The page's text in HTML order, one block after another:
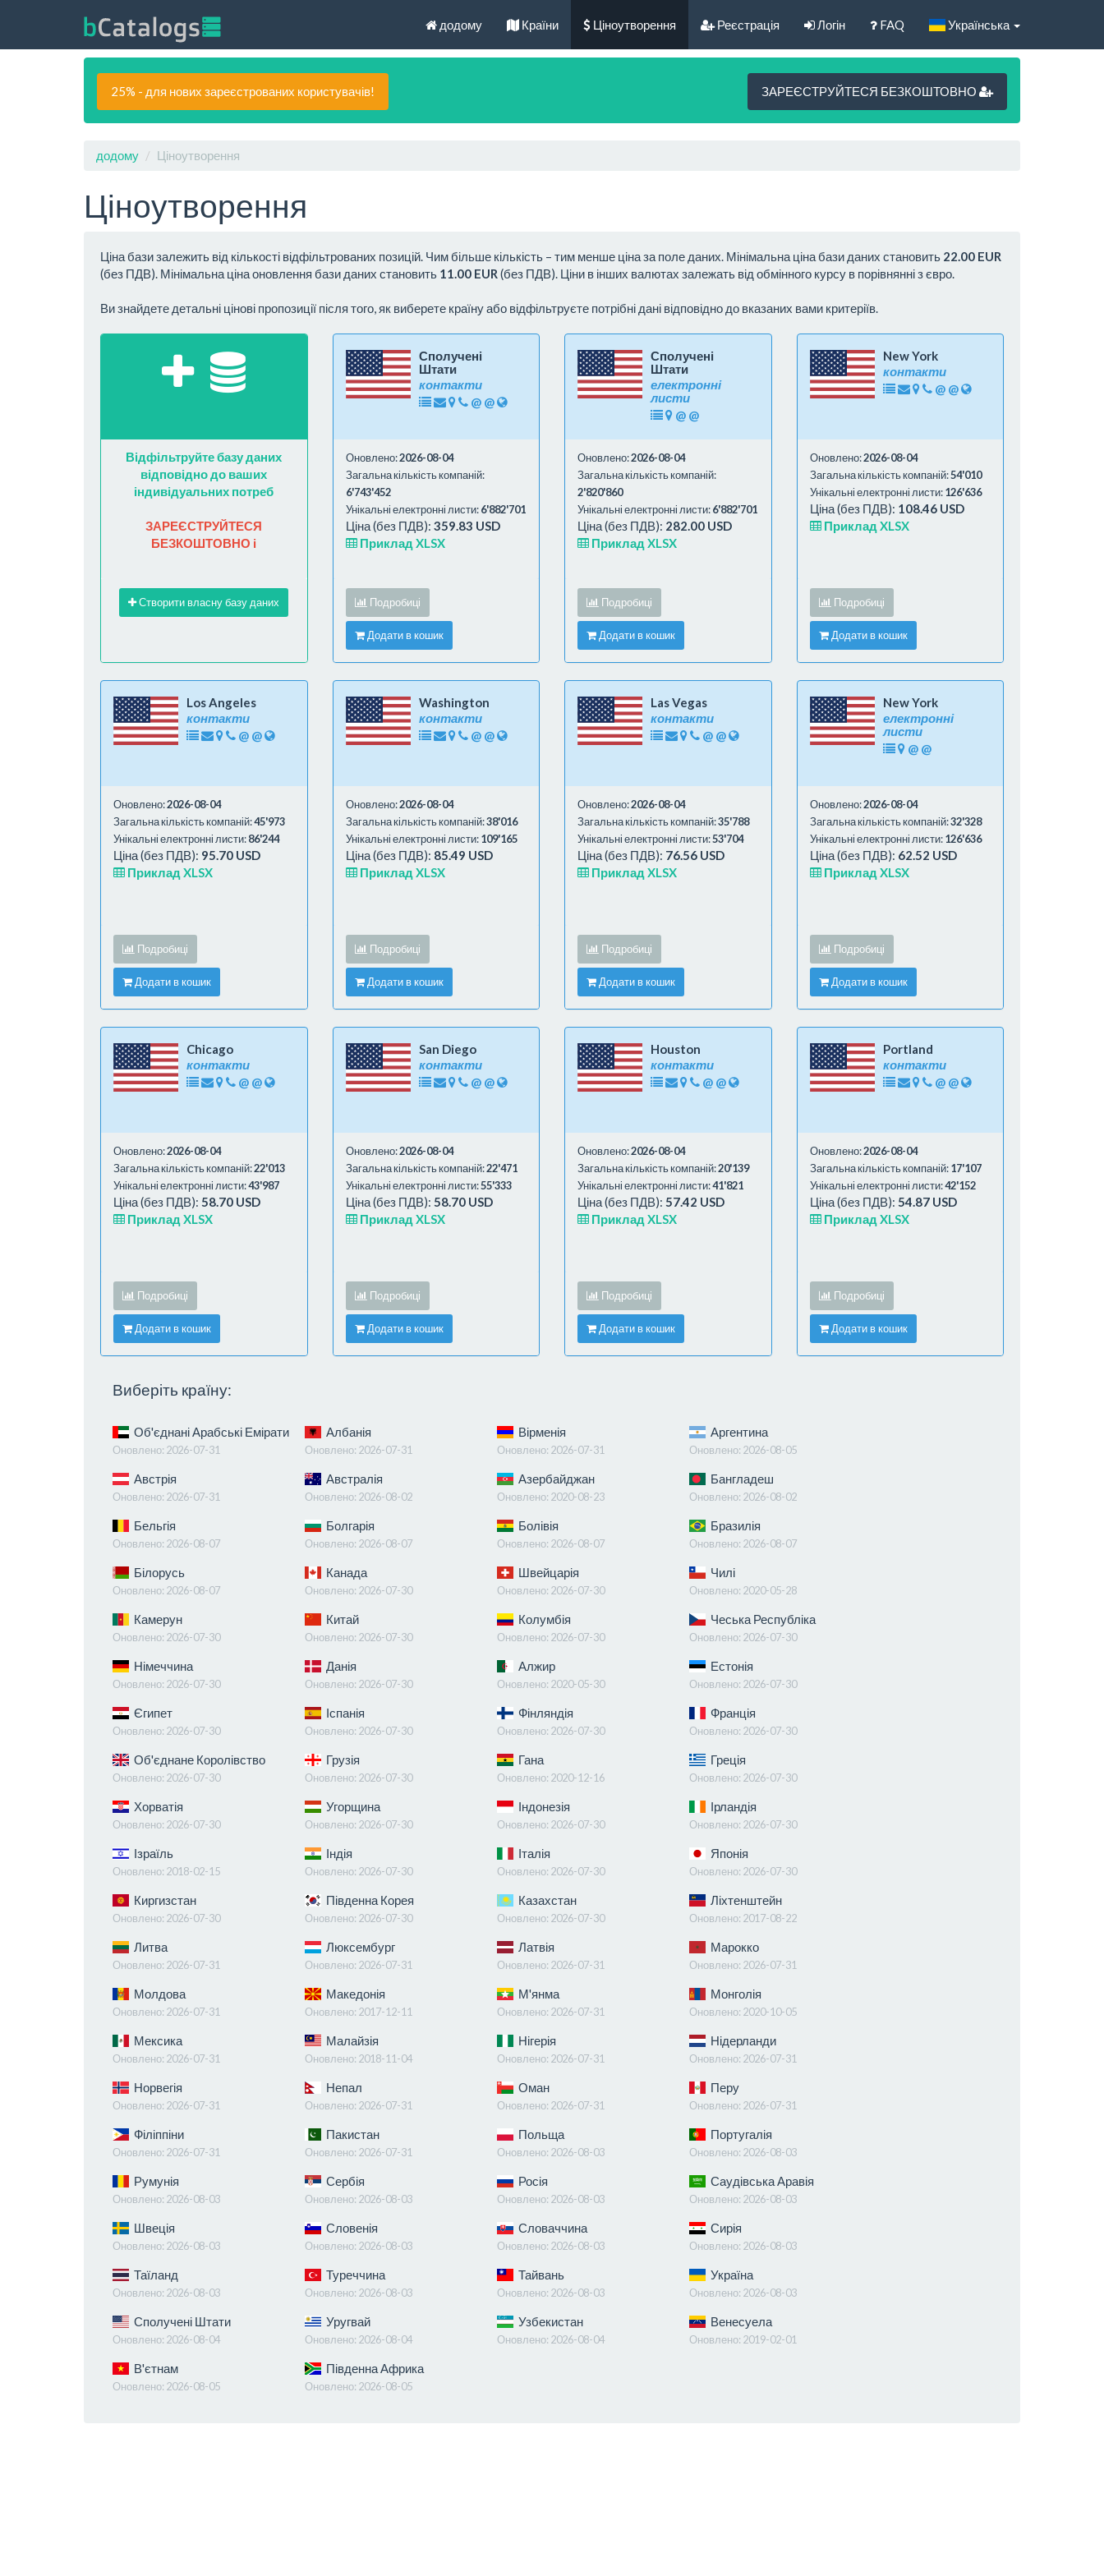
додому Країни Ціноутворення Реєстрація Логін FAQ Українська
25% - для нових зареєстрованих користувачів! ЗАРЕЄСТРУЙТЕСЯ БЕЗКОШТОВНО
додому Ціноутворення
Ціноутворення
Ціна бази залежить від кількості відфільтрованих позицій. Чим більше кількість – тим менше ціна за поле даних. Мінімальна ціна бази даних становить 22.00 EUR
(без ПДВ). Мінімальна ціна оновлення бази даних становить 11.00 EUR (без ПДВ). Ціни в інших валютах залежать від обмінного курсу в порівнянні з євро.
Ви знайдете детальні цінові пропозиції після того, як виберете країну або відфільтруєте потрібні дані відповідно до вказаних вами критеріїв.
Відфільтруйте базу даних
відповідно до ваших
індивідуальних потреб
ЗАРЕЄСТРУЙТЕСЯ
БЕЗКОШТОВНО і
Створити власну базу даних
Сполучені
Штати
контакти
@ @
Оновлено:2026-08-04
Загальна кількість компаній:
6'743'452
Унікальні електронні листи:6'882'701
Ціна (без ПДВ): 359.83 USD
Приклад XLSX
Подробиці
Додати в кошик
Сполучені
Штати
електронні
листи
@ @
Оновлено:2026-08-04
Загальна кількість компаній:
2'820'860
Унікальні електронні листи:6'882'701
Ціна (без ПДВ): 282.00 USD
Приклад XLSX
Подробиці
Додати в кошик
New York
контакти
@ @
Оновлено:2026-08-04
Загальна кількість компаній:54'010
Унікальні електронні листи:126'636
Ціна (без ПДВ): 108.46 USD
Приклад XLSX
Подробиці
Додати в кошик
Los Angeles
контакти
@ @
Оновлено:2026-08-04
Загальна кількість компаній:45'973
Унікальні електронні листи:86'244
Ціна (без ПДВ): 95.70 USD
Приклад XLSX
Подробиці
Додати в кошик
Washington
контакти
@ @
Оновлено:2026-08-04
Загальна кількість компаній:38'016
Унікальні електронні листи:109'165
Ціна (без ПДВ): 85.49 USD
Приклад XLSX
Подробиці
Додати в кошик
Las Vegas
контакти
@ @
Оновлено:2026-08-04
Загальна кількість компаній:35'788
Унікальні електронні листи:53'704
Ціна (без ПДВ): 76.56 USD
Приклад XLSX
Подробиці
Додати в кошик
New York
електронні
листи
@ @
Оновлено:2026-08-04
Загальна кількість компаній:32'328
Унікальні електронні листи:126'636
Ціна (без ПДВ): 62.52 USD
Приклад XLSX
Подробиці
Додати в кошик
Chicago
контакти
@ @
Оновлено:2026-08-04
Загальна кількість компаній:22'013
Унікальні електронні листи:43'987
Ціна (без ПДВ): 58.70 USD
Приклад XLSX
Подробиці
Додати в кошик
San Diego
контакти
@ @
Оновлено:2026-08-04
Загальна кількість компаній:22'471
Унікальні електронні листи:55'333
Ціна (без ПДВ): 58.70 USD
Приклад XLSX
Подробиці
Додати в кошик
Houston
контакти
@ @
Оновлено:2026-08-04
Загальна кількість компаній:20'139
Унікальні електронні листи:41'821
Ціна (без ПДВ): 57.42 USD
Приклад XLSX
Подробиці
Додати в кошик
Portland
контакти
@ @
Оновлено:2026-08-04
Загальна кількість компаній:17'107
Унікальні електронні листи:42'152
Ціна (без ПДВ): 54.87 USD
Приклад XLSX
Подробиці
Додати в кошик
Виберіть країну:
Об'єднані Арабські Емірати
Оновлено: 2026-07-31
Албанія
Оновлено: 2026-07-31
Вірменія
Оновлено: 2026-07-31
Аргентина
Оновлено: 2026-08-05
Австрія
Оновлено: 2026-07-31
Австралія
Оновлено: 2026-08-02
Азербайджан
Оновлено: 2020-08-23
Бангладеш
Оновлено: 2026-08-02
Бельгія
Оновлено: 2026-08-07
Болгарія
Оновлено: 2026-08-07
Болівія
Оновлено: 2026-08-07
Бразилія
Оновлено: 2026-08-07
Білорусь
Оновлено: 2026-08-07
Канада
Оновлено: 2026-07-30
Швейцарія
Оновлено: 2026-07-30
Чилі
Оновлено: 2020-05-28
Камерун
Оновлено: 2026-07-30
Китай
Оновлено: 2026-07-30
Колумбія
Оновлено: 2026-07-30
Чеська Республіка
Оновлено: 2026-07-30
Німеччина
Оновлено: 2026-07-30
Данія
Оновлено: 2026-07-30
Алжир
Оновлено: 2020-05-30
Естонія
Оновлено: 2026-07-30
Єгипет
Оновлено: 2026-07-30
Іспанія
Оновлено: 2026-07-30
Фінляндія
Оновлено: 2026-07-30
Франція
Оновлено: 2026-07-30
Об'єднане Королівство
Оновлено: 2026-07-30
Грузія
Оновлено: 2026-07-30
Гана
Оновлено: 2020-12-16
Греція
Оновлено: 2026-07-30
Хорватія
Оновлено: 2026-07-30
Угорщина
Оновлено: 2026-07-30
Індонезія
Оновлено: 2026-07-30
Ірландія
Оновлено: 2026-07-30
Ізраїль
Оновлено: 2018-02-15
Індія
Оновлено: 2026-07-30
Італія
Оновлено: 2026-07-30
Японія
Оновлено: 2026-07-30
Киргизстан
Оновлено: 2026-07-30
Південна Корея
Оновлено: 2026-07-30
Казахстан
Оновлено: 2026-07-30
Ліхтенштейн
Оновлено: 2017-08-22
Литва
Оновлено: 2026-07-31
Люксембург
Оновлено: 2026-07-31
Латвія
Оновлено: 2026-07-31
Марокко
Оновлено: 2026-07-31
Молдова
Оновлено: 2026-07-31
Македонія
Оновлено: 2017-12-11
М'янма
Оновлено: 2026-07-31
Монголія
Оновлено: 2020-10-05
Мексика
Оновлено: 2026-07-31
Малайзія
Оновлено: 2018-11-04
Нігерія
Оновлено: 2026-07-31
Нідерланди
Оновлено: 2026-07-31
Норвегія
Оновлено: 2026-07-31
Непал
Оновлено: 2026-07-31
Оман
Оновлено: 2026-07-31
Перу
Оновлено: 2026-07-31
Філіппіни
Оновлено: 2026-07-31
Пакистан
Оновлено: 2026-07-31
Польща
Оновлено: 2026-08-03
Португалія
Оновлено: 2026-08-03
Румунія
Оновлено: 2026-08-03
Сербія
Оновлено: 2026-08-03
Росія
Оновлено: 2026-08-03
Саудівська Аравія
Оновлено: 2026-08-03
Швеція
Оновлено: 2026-08-03
Словенія
Оновлено: 2026-08-03
Словаччина
Оновлено: 2026-08-03
Сирія
Оновлено: 2026-08-03
Таїланд
Оновлено: 2026-08-03
Туреччина
Оновлено: 2026-08-03
Тайвань
Оновлено: 2026-08-03
Україна
Оновлено: 2026-08-03
Сполучені Штати
Оновлено: 2026-08-04
Уругвай
Оновлено: 2026-08-04
Узбекистан
Оновлено: 2026-08-04
Венесуела
Оновлено: 2019-02-01
В'єтнам
Оновлено: 2026-08-05
Південна Африка
Оновлено: 2026-08-05